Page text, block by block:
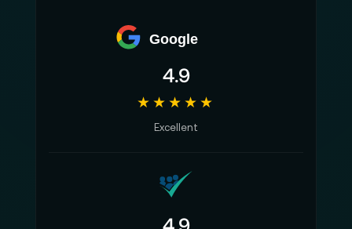
Google
4.9
★★★★★
Excellent
4.9